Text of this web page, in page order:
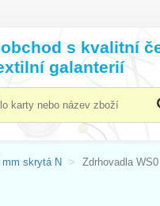
s kvalitní
galanterií
mm skrytá N Zdrhovadla